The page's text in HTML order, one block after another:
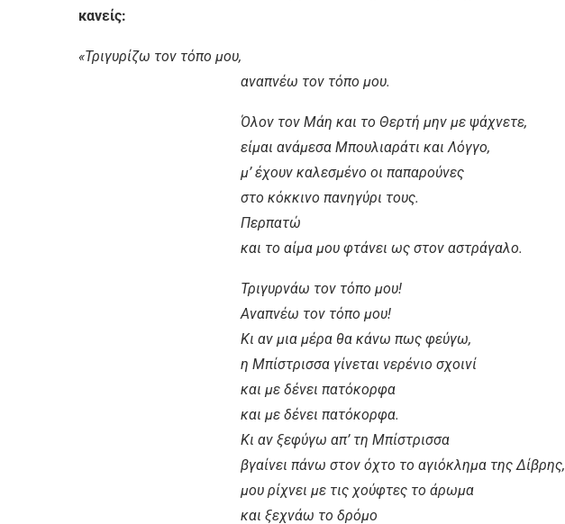
κανείς:
«Τριγυρίζω τον τόπο μου,
αναπνέω τον τόπο μου.
Όλον τον Μάη και το Θερτή μην με ψάχνετε,
είμαι ανάμεσα Μπουλιαράτι και Λόγγο,
μ’ έχουν καλεσμένο οι παπαρούνες
στο κόκκινο πανηγύρι τους.
Περπατώ
και το αίμα μου φτάνει ως στον αστράγαλο.
Τριγυρνάω τον τόπο μου!
Αναπνέω τον τόπο μου!
Κι αν μια μέρα θα κάνω πως φεύγω,
η Μπίστρισσα γίνεται νερένιο σχοινί
και με δένει πατόκορφα
και με δένει πατόκορφα.
Κι αν ξεφύγω απ’ τη Μπίστρισσα
βγαίνει πάνω στον όχτο το αγιόκλημα της Δίβρης,
μου ρίχνει με τις χούφτες το άρωμα
και ξεχνάω το δρόμο